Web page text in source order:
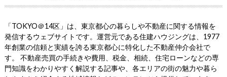
「TOKYO＠14区」は、東京都心の暮らしや不動産に関する情報を
発信するウェブサイトです。運営元である住建ハウジングは、1977
年創業の信頼と実績を誇る東京都心に特化した不動産仲介会社で
す。 不動産売買の手続きや費用、税金、相続、住宅ローンなどの専
門知識をわかりやすく解説する記事や、各エリアの街の魅力や暮ら